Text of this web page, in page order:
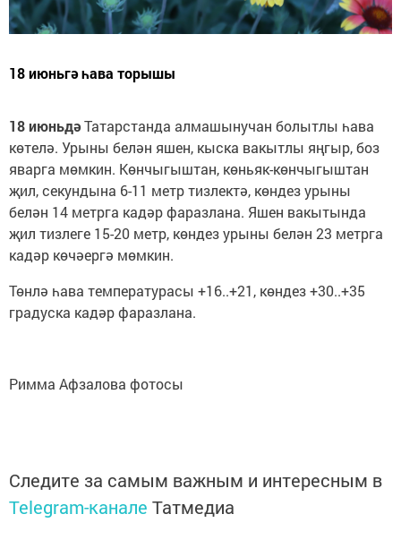
18 июньгә һава торышы
18 июньдәТатарстанда алмашынучан болытлы һава
көтелә. Урыны белән яшен, кыска вакытлы яңгыр, боз
яварга мөмкин. Көнчыгыштан, көньяк-көнчыгыштан
җил, секундына 6-11 метр тизлектә, көндез урыны
белән 14 метрга кадәр фаразлана. Яшен вакытында
җил тизлеге 15-20 метр, көндез урыны белән 23 метрга
кадәр көчәергә мөмкин.
Төнлә һава температурасы +16..+21, көндез +30..+35
градуска кадәр фаразлана.
Римма Афзалова фотосы
Следите за самым важным и интересным в
Telegram-канале Татмедиа